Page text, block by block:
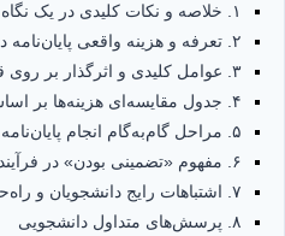
۱. خلاصه و نکات کلیدی در یک نگاه
۲. تعرفه و هزینه واقعی پایان‌نامه در کرج چقدر است؟
۳. عوامل کلیدی و اثرگذار بر روی قیمت نهایی
۴. جدول مقایسه‌ای هزینه‌ها بر اساس مقطع و رشته
۵. مراحل گام‌به‌گام انجام پایان‌نامه استاندارد
۶. مفهوم «تضمینی بودن» در فرآیند نگارش آکادمیک
۷. اشتباهات رایج دانشجویان و راه‌حل‌های سریع
۸. پرسش‌های متداول دانشجویی